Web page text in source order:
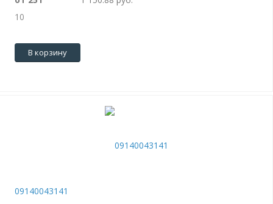
10
В корзину
09140043141